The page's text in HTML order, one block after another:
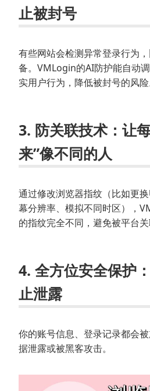
止被封号
有些网站会检测异常登录行为
备。VMLogin的AI防护能自动
实用户行为，降低被封号的风险
3. 防关联技术：让
来”像不同的人
通过修改浏览器指纹（比如更
幕分辨率、模拟不同时区），
的指纹完全不同，避免被平台关
4. 全方位安全保护
止泄露
你的账号信息、登录记录都会
据泄露或被黑客攻击。